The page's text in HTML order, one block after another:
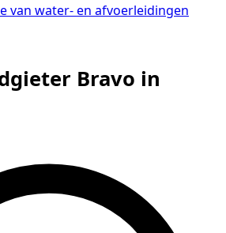
van water- en afvoerleidingen
Bravo in